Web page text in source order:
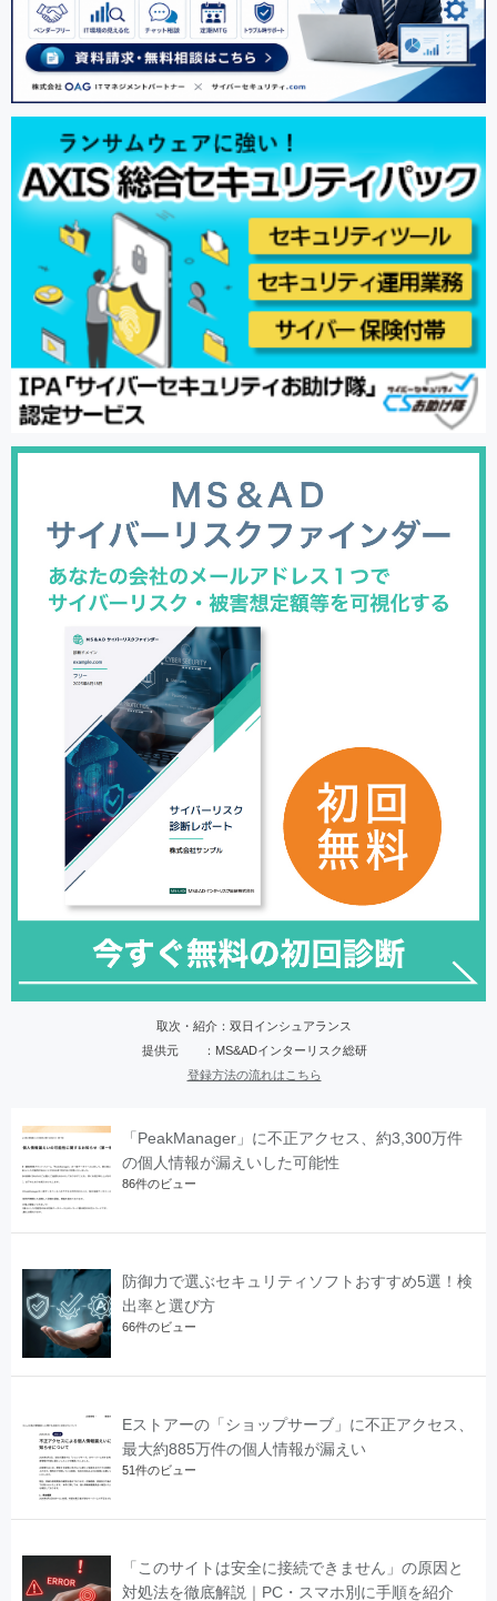
取次・紹介：双日インシュアランス
提供元 ：MS&ADインターリスク総研
登録方法の流れはこちら
「PeakManager」に不正アクセス、約3,300万件
の個人情報が漏えいした可能性
86件のビュー
防御力で選ぶセキュリティソフトおすすめ5選！検
出率と選び方
66件のビュー
Eストアーの「ショップサーブ」に不正アクセス、
最大約885万件の個人情報が漏えい
51件のビュー
「このサイトは安全に接続できません」の原因と
対処法を徹底解説｜PC・スマホ別に手順を紹介